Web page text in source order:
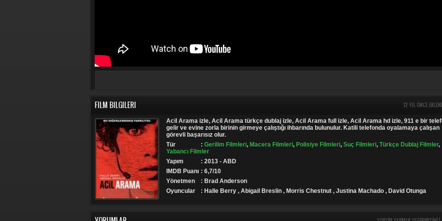
FILM BILGILERI 12 YIL ÖNCE
Acil Arama izle, Acil Arama türkçe dublaj izle, Acil Arama full izle, Acil Arama hd izle, 911 e bir
gelir ve evine zorla birinin girmeye çalıştığı ihbarında bulunulur. Katili telefonda oyalamaya çalışan
görevli başarısız olur.
Tür
: Gerilim Filmleri, Macera Filmleri, Polisiye Filmleri, Suç Filmleri, Türkçe Dublaj Filmler,
Yabancı Filmler
Yapım
: 2013 - ABD
IMDB Puanı : 6,7/10
Yönetmen
: Brad Anderson
Oyuncular
: Halle Berry , Abigail Breslin , Morris Chestnut , Justina Machado , David Otunga